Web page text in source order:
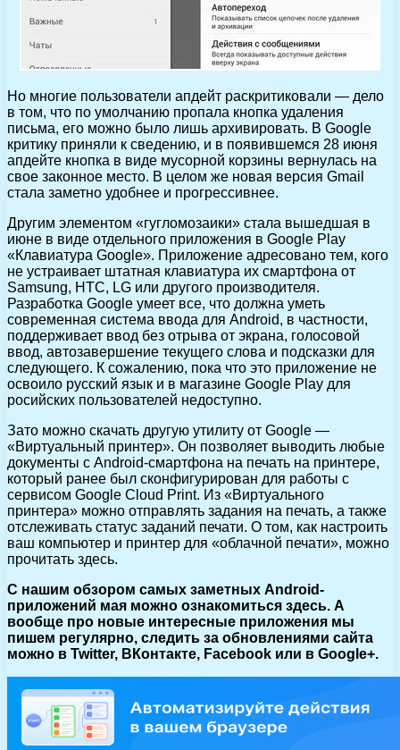
Но многие пользователи апдейт раскритиковали — дело
в том, что по умолчанию пропала кнопка удаления
письма, его можно было лишь архивировать. В Google
критику приняли к сведению, и в появившемся 28 июня
апдейте кнопка в виде мусорной корзины вернулась на
свое законное место. В целом же новая версия Gmail
стала заметно удобнее и прогрессивнее.
Другим элементом «гугломозаики» стала вышедшая в
июне в виде отдельного приложения в Google Play
«Клавиатура Google». Приложение адресовано тем, кого
не устраивает штатная клавиатура их смартфона от
Samsung, HTC, LG или другого производителя.
Разработка Google умеет все, что должна уметь
современная система ввода для Android, в частности,
поддерживает ввод без отрыва от экрана, голосовой
ввод, автозавершение текущего слова и подсказки для
следующего. К сожалению, пока что это приложение не
освоило русский язык и в магазине Google Play для
росийских пользователей недоступно.
Зато можно скачать другую утилиту от Google —
«Виртуальный принтер». Он позволяет выводить любые
документы с Android-смартфона на печать на принтере,
который ранее был сконфигурирован для работы с
сервисом Google Cloud Print. Из «Виртуального
принтера» можно отправлять задания на печать, а также
отслеживать статус заданий печати. О том, как настроить
ваш компьютер и принтер для «облачной печати», можно
прочитать здесь.
C нашим обзором самых заметных Android-
приложений мая можно ознакомиться здесь. А
вообще про новые интересные приложения мы
пишем регулярно, следить за обновлениями сайта
можно в Twitter, ВКонтакте, Facebook или в Google+.